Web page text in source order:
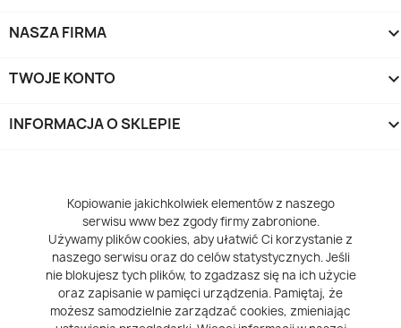
NASZA FIRMA
TWOJE KONTO
INFORMACJA O SKLEPIE
Kopiowanie jakichkolwiek elementów z naszego
serwisu www bez zgody firmy zabronione.
Używamy plików cookies, aby ułatwić Ci korzystanie z
naszego serwisu oraz do celów statystycznych. Jeśli
nie blokujesz tych plików, to zgadzasz się na ich użycie
oraz zapisanie w pamięci urządzenia. Pamiętaj, że
możesz samodzielnie zarządzać cookies, zmieniając